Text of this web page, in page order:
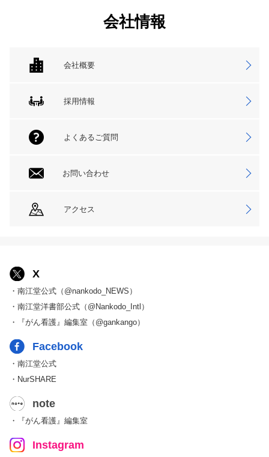
会社情報
会社概要
採用情報
よくあるご質問
お問い合わせ
アクセス
X
・南江堂公式（@nankodo_NEWS）
・南江堂洋書部公式（@Nankodo_Intl）
・『がん看護』編集室（@gankango）
Facebook
・南江堂公式
・NurSHARE
note
・『がん看護』編集室
Instagram